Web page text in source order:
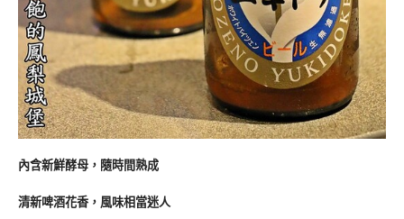
內含新鮮酵母，隨時間熟成
清新啤酒花香，風味相當迷人